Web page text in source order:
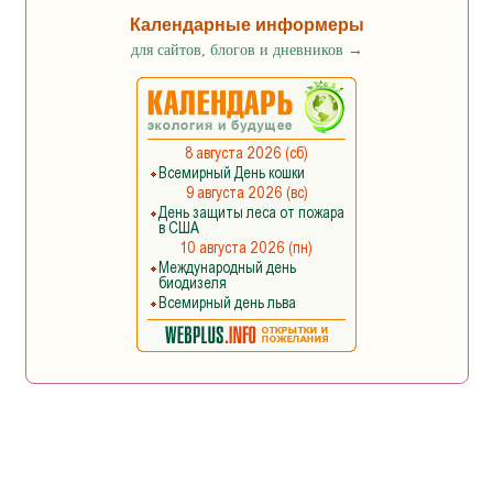
Календарные информеры
для сайтов, блогов и дневников →